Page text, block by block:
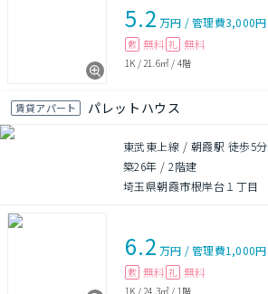
5.2 万円 /管理費3,000円
敷 無料 礼 無料
1K / 21.6㎡ / 4階
賃貸アパート パレットハウス
東武東上線 / 朝霞駅 徒歩5分
築26年 /2階建
埼玉県朝霞市根岸台１丁目
6.2 万円 /管理費1,000円
敷 無料 礼 無料
1K / 24.3㎡ / 1階